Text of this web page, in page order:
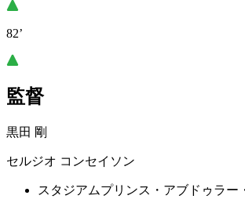
82’
監督
黒田 剛
セルジオ コンセイソン
スタジアムプリンス・アブドゥラー